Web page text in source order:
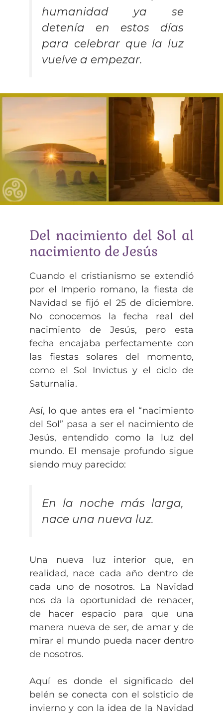
humanidad ya se
detenía en estos días
para celebrar que la luz
vuelve a empezar.
Del nacimiento del Sol al
nacimiento de Jesús
Cuando el cristianismo se extendió
por el Imperio romano, la fiesta de
Navidad se fijó el 25 de diciembre.
No conocemos la fecha real del
nacimiento de Jesús, pero esta
fecha encajaba perfectamente con
las fiestas solares del momento,
como el Sol Invictus y el ciclo de
Saturnalia.
Así, lo que antes era el “nacimiento
del Sol” pasa a ser el nacimiento de
Jesús, entendido como la luz del
mundo. El mensaje profundo sigue
siendo muy parecido:
En la noche más larga,
nace una nueva luz.
Una nueva luz interior que, en
realidad, nace cada año dentro de
cada uno de nosotros. La Navidad
nos da la oportunidad de renacer,
de hacer espacio para que una
manera nueva de ser, de amar y de
mirar el mundo pueda nacer dentro
de nosotros.
Aquí es donde el significado del
belén se conecta con el solsticio de
invierno y con la idea de la Navidad